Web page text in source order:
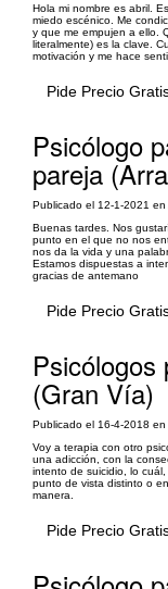
Hola mi nombre es abril.
miedo escénico. Me
y que me empujen a ello.
literalmente) es la clave.
motivación y me hace
Pide Precio
Psicólogo
pareja
Publicado el 12-1-2021 en
Buenas tardes. Nos
punto en el que no nos
nos da la vida y una
Estamos dispuestas a
gracias de antemano
Pide Precio
Psicólogos
(Gran Vía)
Publicado el 16-4-2018
Voy a terapia con otro
una adicción, con la
intento de suicidio, lo
punto de vista distinto o
manera.
Pide Precio